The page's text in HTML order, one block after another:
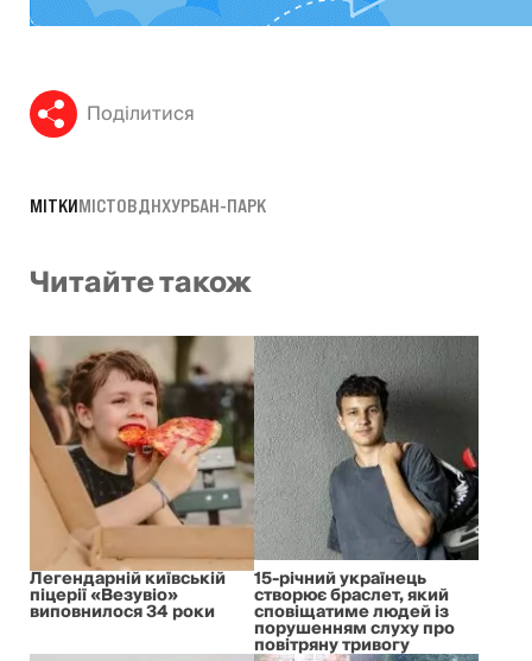
Поділитися
МІТКИМІСТОВДНХУРБАН-ПАРК
Читайте також
Легендарній київській
піцерії «Везувіо»
виповнилося 34 роки
15-річний українець
створює браслет, який
сповіщатиме людей із
порушенням слуху про
повітряну тривогу